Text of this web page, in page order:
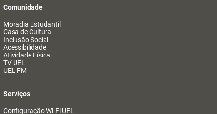
Comunidade
Moradia Estudantil
Casa de Cultura
Inclusão Social
Acessibilidade
Atividade Física
TV UEL
UEL FM
Serviços
Configuração Wi-Fi UEL